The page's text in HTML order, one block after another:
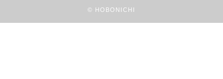
© HOBONICHI